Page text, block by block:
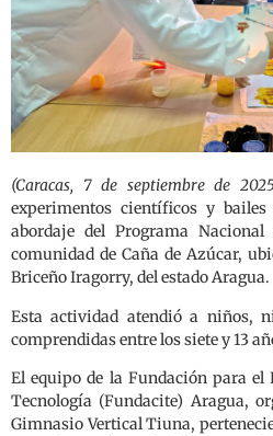
(Caracas, 7 de septiembre de
experimentos científicos y
abordaje del Programa
comunidad de Caña de Azúcar,
Briceño Iragorry, del estado Aragua.
Esta actividad atendió a niños,
comprendidas entre los siete y 13
El equipo de la Fundación para el
Tecnología (Fundacite) Aragua,
Gimnasio Vertical Tiuna,